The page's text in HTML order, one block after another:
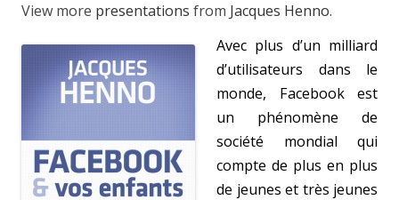
View more presentations from Jacques Henno.
Avec plus d’un milliard
d’utilisateurs dans le
monde, Facebook est
un phénomène de
société mondial qui
compte de plus en plus
de jeunes et très jeunes